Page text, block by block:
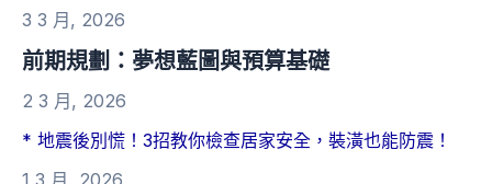
3 3 月, 2026
前期規劃：夢想藍圖與預算基礎
2 3 月, 2026
* 地震後別慌！3招教你檢查居家安全，裝潢也能防震！
1 3 月, 2026